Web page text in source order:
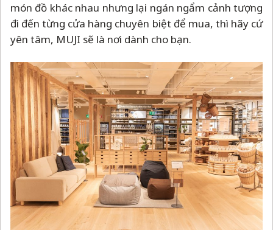
món đồ khác nhau nhưng lại ngán ngẩm cảnh tượng
đi đến từng cửa hàng chuyên biệt để mua, thì hãy cứ
yên tâm, MUJI sẽ là nơi dành cho bạn.